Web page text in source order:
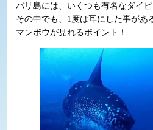
バリ島には、いくつも有名なダイ
その中でも、1度は耳にした事があ
マンボウが見れるポイント！